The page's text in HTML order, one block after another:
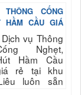
Giang và các
cùng...
CỐNG
HẦM CẦU GIÁ
vụ Thông
Nghẹt,
Hầm Cầu
rẻ tại khu
luôn sẵn